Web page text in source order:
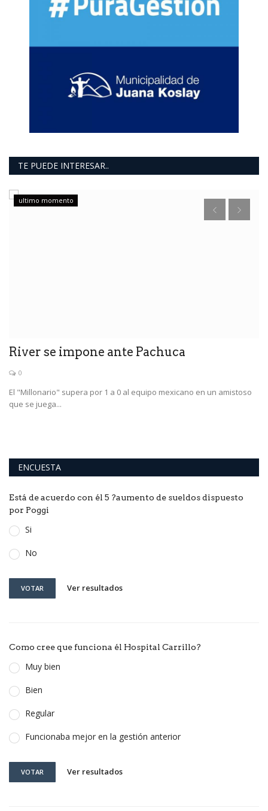
TE PUEDE INTERESAR..
ultimo momento
River se impone ante Pachuca
0
El "Millonario" supera por 1 a 0 al equipo mexicano en un amistoso
que se juega...
ENCUESTA
Está de acuerdo con él 5 ?aumento de sueldos dispuesto
por Poggi
Si
No
VOTAR Ver resultados
Como cree que funciona él Hospital Carrillo?
Muy bien
Bien
Regular
Funcionaba mejor en la gestión anterior
VOTAR Ver resultados